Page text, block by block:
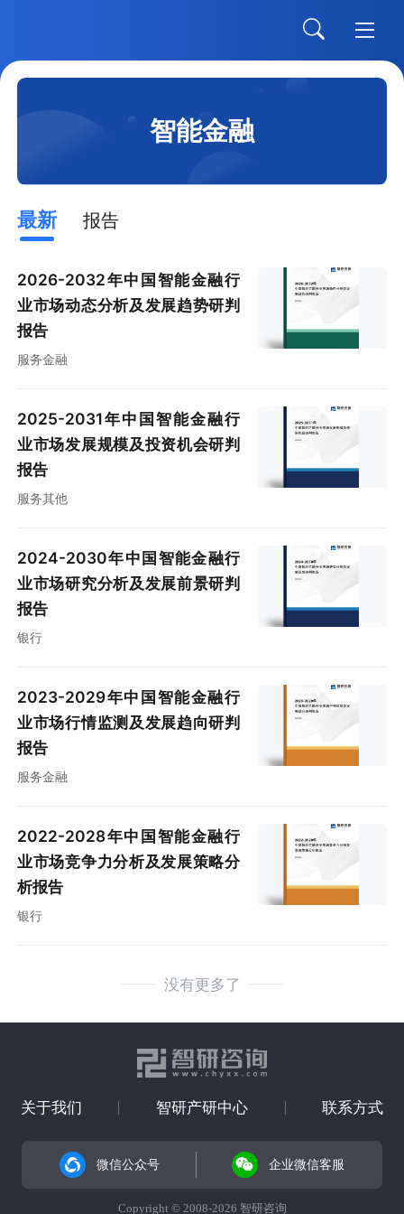
智能金融
最新 报告
2026-2032年中国智能金融行
业市场动态分析及发展趋势研判
报告
服务金融
2025-2031年中国智能金融行
业市场发展规模及投资机会研判
报告
服务其他
2024-2030年中国智能金融行
业市场研究分析及发展前景研判
报告
银行
2023-2029年中国智能金融行
业市场行情监测及发展趋向研判
报告
服务金融
2022-2028年中国智能金融行
业市场竞争力分析及发展策略分
析报告
银行
没有更多了
关于我们 智研产研中心 联系方式
微信公众号 企业微信客服
Copyright © 2008-2026 智研咨询